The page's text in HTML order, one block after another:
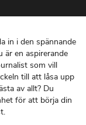
in i den spännande
är en aspirerande
som vill
till att låsa upp
av allt? Du
för att börja din